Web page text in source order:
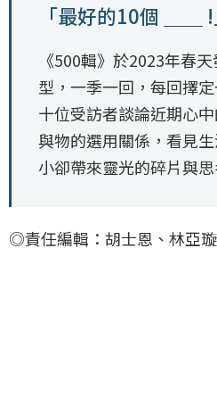
「最好的10個 ＿＿
《500輯》於2023年春
型，一季一回，每回擇
十位受訪者談論近期心
與物的選用關係，看見
小卻帶來靈光的碎片與思
◎責任編輯：胡士恩、林亞璇